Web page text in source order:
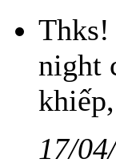
Thks!
night
17/